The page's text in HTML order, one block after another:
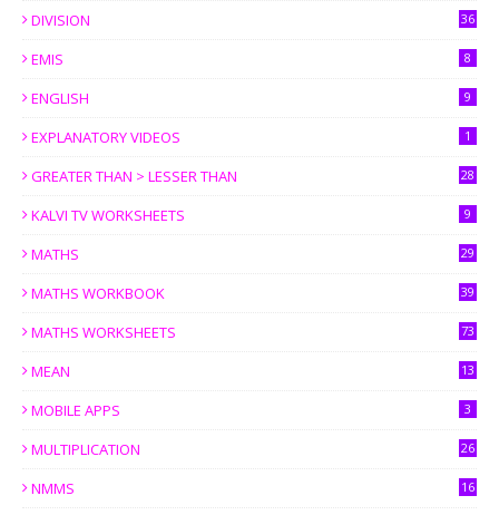
DIVISION 36
EMIS 8
ENGLISH 9
EXPLANATORY VIDEOS 1
GREATER THAN > LESSER THAN 28
KALVI TV WORKSHEETS 9
MATHS 29
MATHS WORKBOOK 39
MATHS WORKSHEETS 73
MEAN 13
MOBILE APPS 3
MULTIPLICATION 26
NMMS 16